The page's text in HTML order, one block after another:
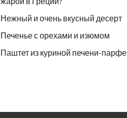
Нежный и очень вкусный десерт
Печенье с орехами и изюмом
Паштет из куриной печени-парфе